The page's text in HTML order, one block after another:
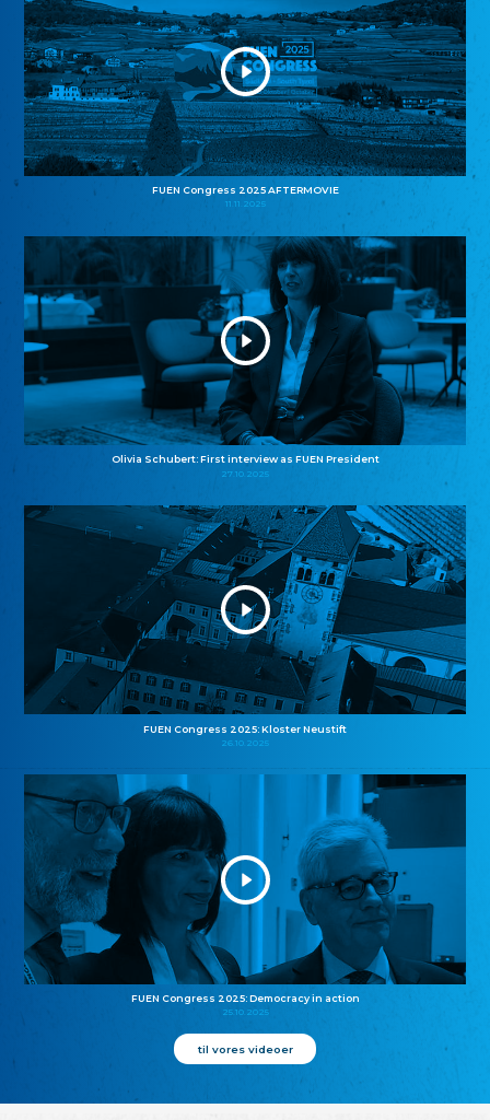
FUEN Congress 2025 AFTERMOVIE
11.11.2025
Olivia Schubert: First interview as FUEN President
27.10.2025
FUEN Congress 2025: Kloster Neustift
26.10.2025
FUEN Congress 2025: Democracy in action
25.10.2025
til vores videoer